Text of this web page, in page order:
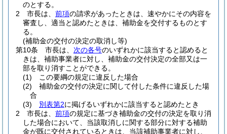
のとする。
2
市長は、 前項の請求があったときは、速やかにその内容を
審査し、適当と認めたときは、補助金を交付するものとす
る。
(補助金の交付の決定の取消し等)
第10条
市長は、 次の各号のいずれかに該当すると認めると
きは、補助事業者に対し、補助金の交付決定の全部又は一
部を取り消すことができる。
(1)
この要綱の規定に違反した場合
(2)
補助金の交付の決定に関して付した条件に違反した場
合
(3)
別表第2に掲げるいずれかに該当すると認めたとき
2
市長は、 前項の規定に基づき補助金の交付の決定を取り消
した場合において、当該取消しに関する部分に対する補助
金が既に交付されているときは、当該補助事業者に対し、